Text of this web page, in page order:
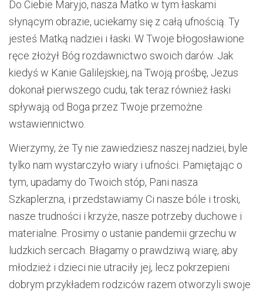
Do Ciebie Maryjo, nasza Matko w tym łaskami
słynącym obrazie, uciekamy się z całą ufnością. Ty
jesteś Matką nadziei i łaski. W Twoje błogosławione
ręce złożył Bóg rozdawnictwo swoich darów. Jak
kiedyś w Kanie Galilejskiej, na Twoją prośbę, Jezus
dokonał pierwszego cudu, tak teraz również łaski
spływają od Boga przez Twoje przemożne
wstawiennictwo.
Wierzymy, że Ty nie zawiedziesz naszej nadziei, byle
tylko nam wystarczyło wiary i ufności. Pamiętając o
tym, upadamy do Twoich stóp, Pani nasza
Szkaplerzna, i przedstawiamy Ci nasze bóle i troski,
nasze trudności i krzyże, nasze potrzeby duchowe i
materialne. Prosimy o ustanie pandemii grzechu w
ludzkich sercach. Błagamy o prawdziwą wiarę, aby
młodzież i dzieci nie utraciły jej, lecz pokrzepieni
dobrym przykładem rodziców razem otworzyli swoje